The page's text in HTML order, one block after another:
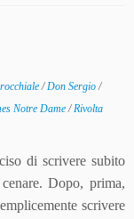
/Don Sergio/
Notre Dame/Rivolta
di scrivere subito
Dopo, prima,
scrivere